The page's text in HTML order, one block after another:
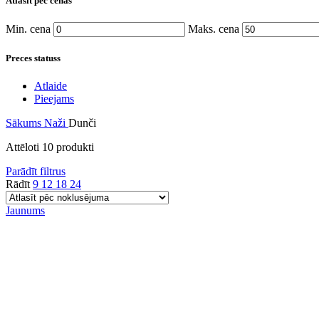
Min. cena Maks. cena
Preces statuss
Atlaide
Pieejams
Sākums Naži Dunči
Attēloti 10 produkti
Parādīt filtrus
Rādīt 9 12 18 24
Jaunums